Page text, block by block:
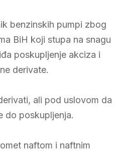
benzinskih pumpi zbog
BiH koji stupa na snagu
poskupljenje akciza i
derivate.
ali pod uslovom da
do poskupljenja.
naftom i naftnim